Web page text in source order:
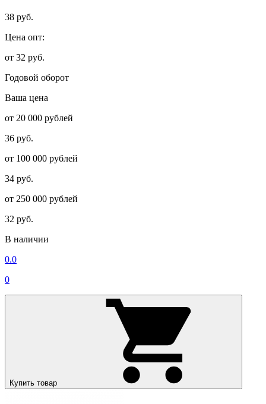
38 руб.
Цена опт:
от 32 руб.
Годовой оборот
Ваша цена
от 20 000 рублей
36 руб.
от 100 000 рублей
34 руб.
от 250 000 рублей
32 руб.
В наличии
0.0
0
Купить товар